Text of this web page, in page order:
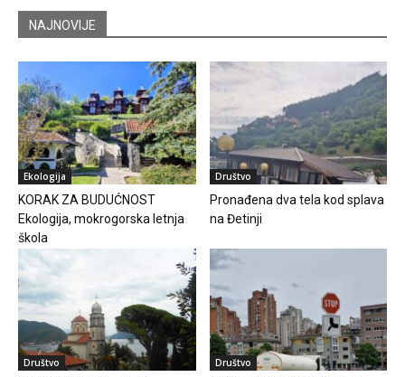
NAJNOVIJE
Ekologija
KORAK ZA BUDUĆNOST
Ekologija, mokrogorska letnja
škola
Društvo
Pronađena dva tela kod splava
na Đetinji
Društvo Društvo